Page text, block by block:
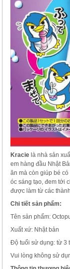
Kracie là nhà sản
em hàng đầu Nhật
ăn mà còn giúp bé
óc sáng tạo, đem tới
được làm từ các
Chi tiết sản phẩm:
Tên sản phẩm:
Xuất xứ: Nhật bản
Độ tuổi sử dụng: từ 3
Vui lòng không sử